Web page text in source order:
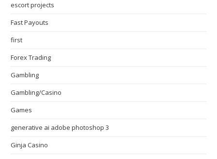
escort projects
Fast Payouts
first
Forex Trading
Gambling
Gambling/Casino
Games
generative ai adobe photoshop 3
Ginja Casino